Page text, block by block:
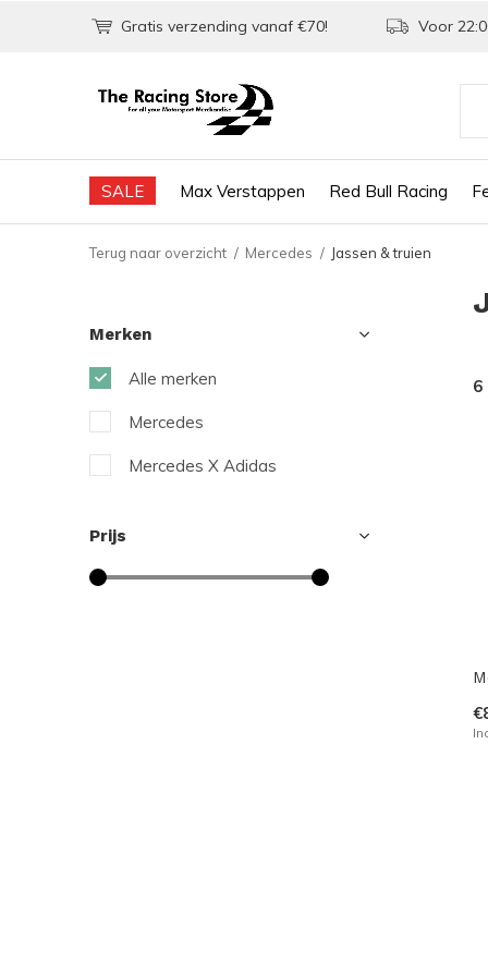
SALE Max Verstappen Red Bull Racing
Gratis verzending vanaf €70! Voor
Terug naar overzicht Mercedes Jassen & truien
6
Merken
Alle merken
Mercedes
Mercedes X Adidas
Prijs